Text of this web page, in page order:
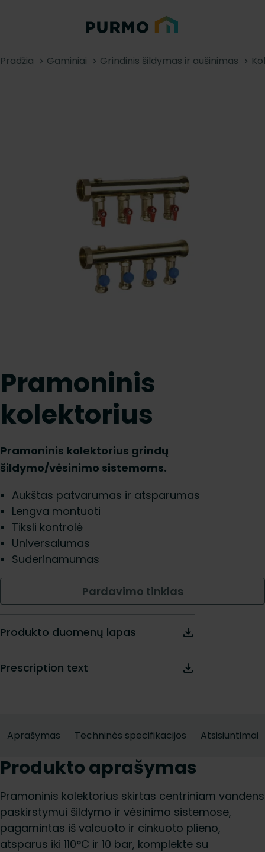
Pradžia Gaminiai Grindinis šildymas ir aušinimas
Pramoninis
kolektorius
Pramoninis kolektorius grindų
šildymo/vėsinimo sistemoms.
Aukštas patvarumas ir atsparumas
Lengva montuoti
Tiksli kontrolė
Universalumas
Suderinamumas
Pardavimo tinklas
Produkto duomenų lapas
Prescription text
Aprašymas Techninės specifikacijos Atsisiuntimai
Produkto aprašymas
Pramoninis kolektorius skirtas centriniam vandens
paskirstymui šildymo ir vėsinimo sistemose,
pagamintas iš valcuoto ir cinkuoto plieno,
atsparus iki 110°C ir 10 bar, komplekte su